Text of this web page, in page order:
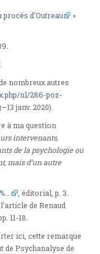
d’Outreau
»
.
nombreux autres
nl/286-poz-
janv. 2020).
à ma question
intervenants,
de la psychologie ou
mais d’un autre
, éditorial, p. 3.
de Renaud
11-18.
ici, cette remarque
de Psychanalyse de